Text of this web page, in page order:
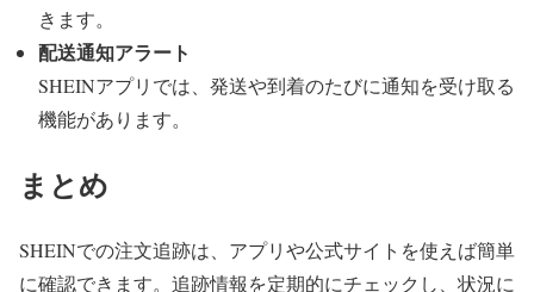
きます。
配送通知アラート
SHEINアプリでは、発送や到着のたびに通知を受け取る
機能があります。
まとめ
SHEINでの注文追跡は、アプリや公式サイトを使えば簡単
に確認できます。追跡情報を定期的にチェックし、状況に